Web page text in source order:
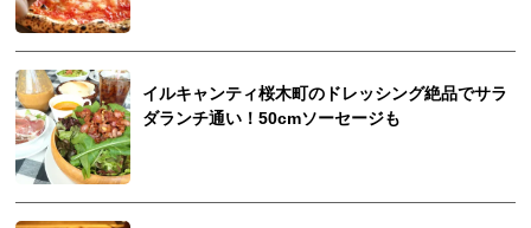
イルキャンティ桜木町のドレッシング絶品でサラ
ダランチ通い！50cmソーセージも